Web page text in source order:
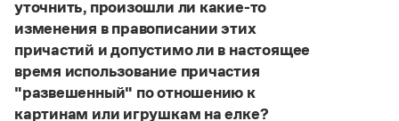
Лекции и подкасты
Рекомендуем
Учебник Грамоты
уточнить, произошли ли какие-то
изменения в правописании этих
причастий и допустимо ли в настоящее
время использование причастия
"развешенный" по отношению к
картинам или игрушкам на елке?